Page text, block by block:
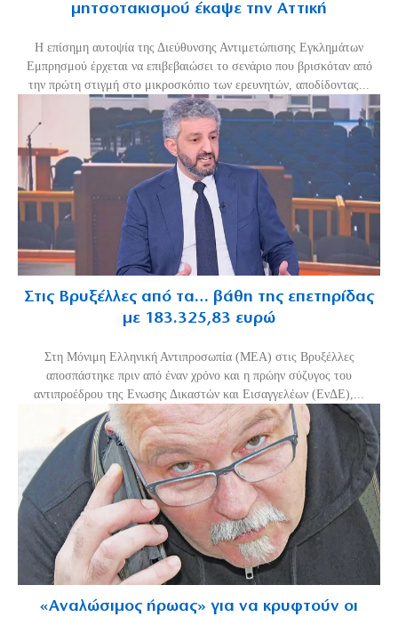
μητσοτακισμού έκαψε την Αττική
Η επίσημη αυτοψία της Διεύθυνσης Αντιμετώπισης Εγκλημάτων
Εμπρησμού έρχεται να επιβεβαιώσει το σενάριο που βρισκόταν από
την πρώτη στιγμή στο μικροσκόπιο των ερευνητών, αποδίδοντας...
Στις Βρυξέλλες από τα… βάθη της επετηρίδας
με 183.325,83 ευρώ
Στη Μόνιμη Ελληνική Αντιπροσωπία (ΜΕΑ) στις Βρυξέλλες
αποσπάστηκε πριν από έναν χρόνο και η πρώην σύζυγος του
αντιπροέδρου της Ενωσης Δικαστών και Εισαγγελέων (ΕνΔΕ),...
«Aναλώσιμος ήρωας» για να κρυφτούν οι